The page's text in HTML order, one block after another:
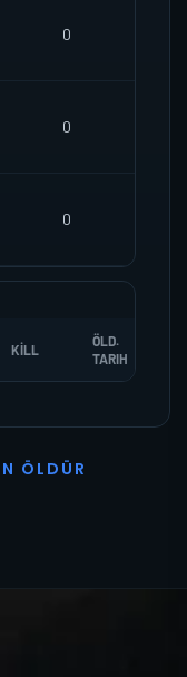
0
0
0
KILL
ÖLD.
TARIH
N Ö L D Ü R